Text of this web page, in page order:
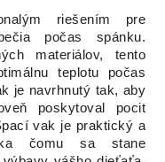
riešením pre
počas spánku.
materiálov, tento
teplotu počas
je navrhnutý tak, aby
poskytoval pocit
vak je praktický a
čomu sa stane